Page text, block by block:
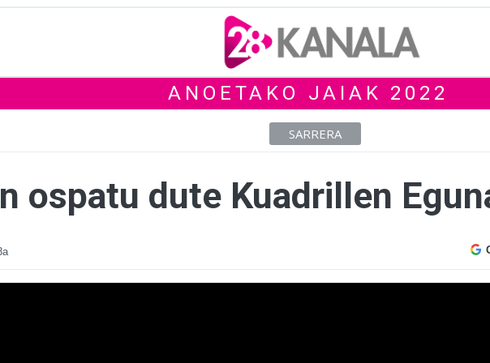
ANOETAKO JAIAK 2022
SARRERA
ospatu dute Kuadrillen